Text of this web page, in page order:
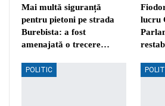
Mai multă siguranță
pentru pietoni pe strada
Burebista: a fost
amenajată o trecere…
lucru
POLITIC